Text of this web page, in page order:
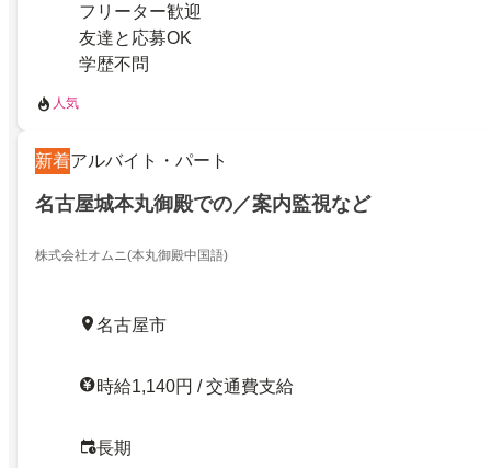
フリーター歓迎
友達と応募OK
学歴不問
人気
新着アルバイト・パート
名古屋城本丸御殿での／案内監視など
株式会社オムニ(本丸御殿中国語)
名古屋市
時給1,140円 / 交通費支給
長期